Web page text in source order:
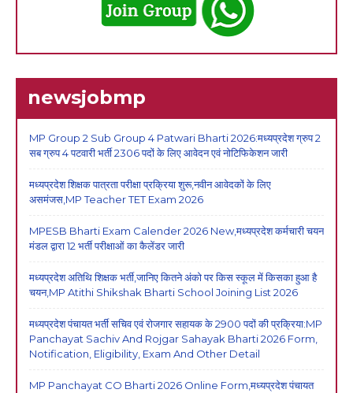
newsjobmp
MP Group 2 Sub Group 4 Patwari Bharti 2026:मध्यप्रदेश ग्रुप 2
सब ग्रुप 4 पटवारी भर्ती 2306 पदों के लिए आवेदन एवं नोटिफिकेशन जारी
मध्यप्रदेश शिक्षक पात्रता परीक्षा प्रक्रिया शुरू,नवीन आवेदकों के लिए
असमंजस,MP Teacher TET Exam 2026
MPESB Bharti Exam Calender 2026 New,मध्यप्रदेश कर्मचारी चयन
मंडल द्वारा 12 भर्ती परीक्षाओं का कैलेंडर जारी
मध्यप्रदेश अतिथि शिक्षक भर्ती,जानिए कितने अंको पर किस स्कूल में किसका हुआ है
चयन,MP Atithi Shikshak Bharti School Joining List 2026
मध्यप्रदेश पंचायत भर्ती सचिव एवं रोजगार सहायक के 2900 पदों की प्रक्रिया:MP
Panchayat Sachiv And Rojgar Sahayak Bharti 2026 Form,
Notification, Eligibility, Exam And Other Detail
MP Panchayat CO Bharti 2026 Online Form,मध्यप्रदेश पंचायत